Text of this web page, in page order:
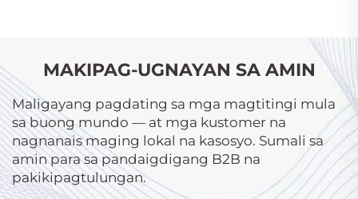
MAKIPAG-UGNAYAN SA AMIN
Maligayang pagdating sa mga magtitingi mula
sa buong mundo — at mga kustomer na
nagnanais maging lokal na kasosyo. Sumali sa
amin para sa pandaigdigang B2B na
pakikipagtulungan.